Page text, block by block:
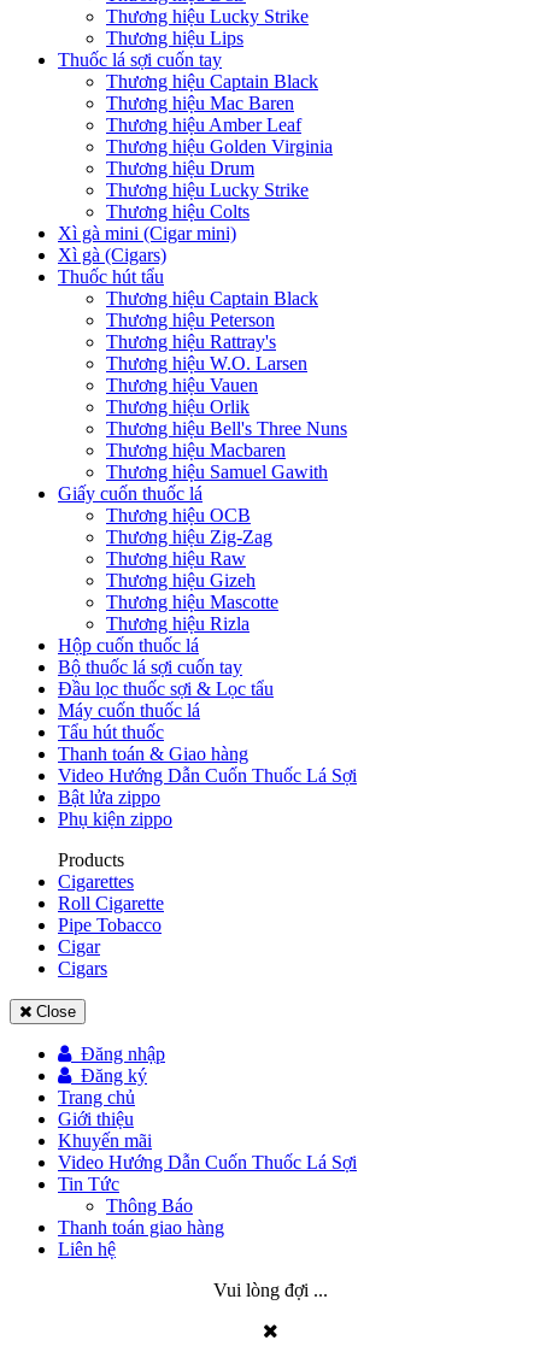
Thương hiệu Lucky Strike
Thương hiệu Lips
Thuốc lá sợi cuốn tay
Thương hiệu Captain Black
Thương hiệu Mac Baren
Thương hiệu Amber Leaf
Thương hiệu Golden Virginia
Thương hiệu Drum
Thương hiệu Lucky Strike
Thương hiệu Colts
Xì gà mini (Cigar mini)
Xì gà (Cigars)
Thuốc hút tẩu
Thương hiệu Captain Black
Thương hiệu Peterson
Thương hiệu Rattray's
Thương hiệu W.O. Larsen
Thương hiệu Vauen
Thương hiệu Orlik
Thương hiệu Bell's Three Nuns
Thương hiệu Macbaren
Thương hiệu Samuel Gawith
Giấy cuốn thuốc lá
Thương hiệu OCB
Thương hiệu Zig-Zag
Thương hiệu Raw
Thương hiệu Gizeh
Thương hiệu Mascotte
Thương hiệu Rizla
Hộp cuốn thuốc lá
Bộ thuốc lá sợi cuốn tay
Đầu lọc thuốc sợi & Lọc tẩu
Máy cuốn thuốc lá
Tẩu hút thuốc
Thanh toán & Giao hàng
Video Hướng Dẫn Cuốn Thuốc Lá Sợi
Bật lửa zippo
Phụ kiện zippo
Products
Cigarettes
Roll Cigarette
Pipe Tobacco
Cigar
Cigars
Close
Đăng nhập
Đăng ký
Trang chủ
Giới thiệu
Khuyến mãi
Video Hướng Dẫn Cuốn Thuốc Lá Sợi
Tin Tức
Thông Báo
Thanh toán giao hàng
Liên hệ
Vui lòng đợi ...